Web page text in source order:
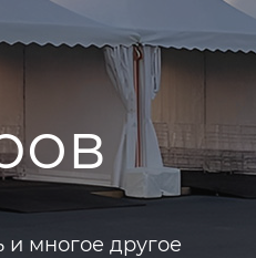
и многое другое